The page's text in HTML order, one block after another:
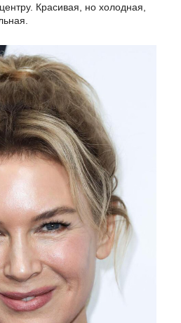
Красивая, но холодная,